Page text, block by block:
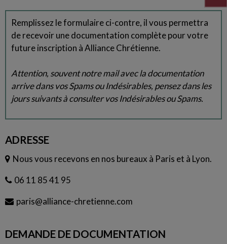
Remplissez le formulaire ci-contre, il vous permettra
de recevoir une documentation complète pour votre
future inscription à Alliance Chrétienne.
Attention, souvent notre mail avec la documentation
arrive dans vos Spams ou Indésirables, pensez dans les
jours suivants à consulter vos Indésirables ou Spams.
ADRESSE
Nous vous recevons en nos bureaux à Paris et à Lyon.
06 11 85 41 95
paris@alliance-chretienne.com
DEMANDE DE DOCUMENTATION